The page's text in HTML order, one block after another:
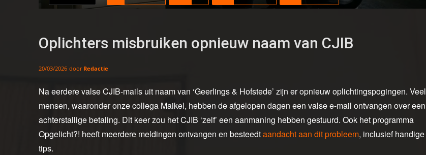
Oplichters misbruiken opnieuw naam van CJIB
20/03/2026 door Redactie
Na eerdere valse CJIB-mails uit naam van ‘Geerlings & Hofstede’ zijn er opnieuw oplichtingspogingen. Veel
mensen, waaronder onze collega Maikel, hebben de afgelopen dagen een valse e-mail ontvangen over een
achterstallige betaling. Dit keer zou het CJIB ‘zelf’ een aanmaning hebben gestuurd. Ook het programma
Opgelicht?! heeft meerdere meldingen ontvangen en besteedtaandacht aan dit probleem, inclusief handige
tips.